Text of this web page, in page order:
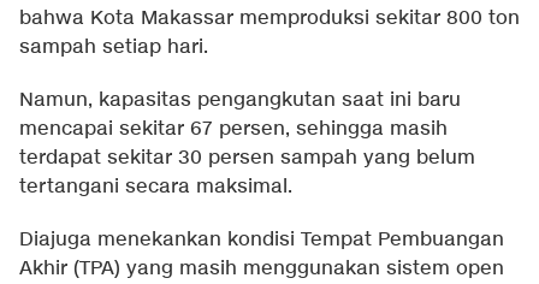
bahwa Kota Makassar memproduksi sekitar 800 ton
sampah setiap hari.
Namun, kapasitas pengangkutan saat ini baru
mencapai sekitar 67 persen, sehingga masih
terdapat sekitar 30 persen sampah yang belum
tertangani secara maksimal.
Diajuga menekankan kondisi Tempat Pembuangan
Akhir (TPA) yang masih menggunakan sistem open